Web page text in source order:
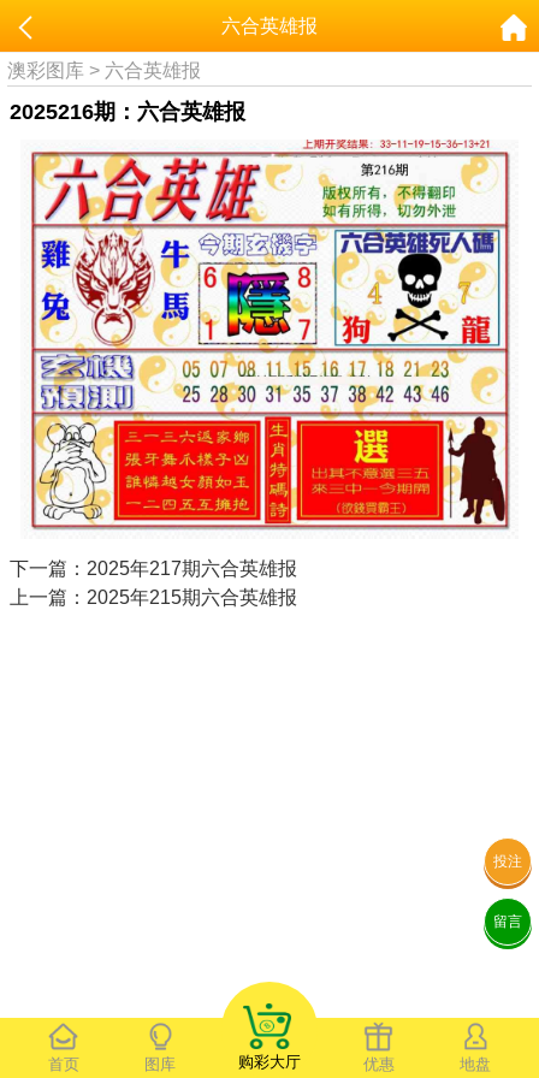
首页 图库 购彩大厅 优惠 地盘
投注
留言
六合英雄报
澳彩图库 > 六合英雄报
2025216期：六合英雄报
下一篇：2025年217期六合英雄报
上一篇：2025年215期六合英雄报